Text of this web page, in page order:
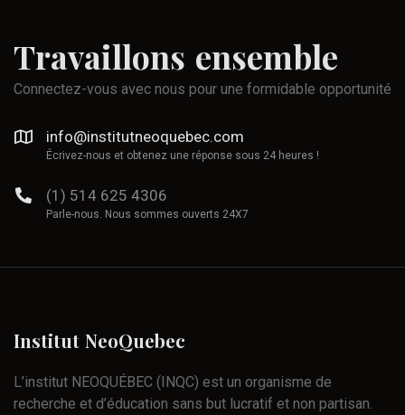
Travaillons ensemble
Connectez-vous avec nous pour une formidable opportunité
info@institutneoquebec.com
Écrivez-nous et obtenez une réponse sous 24 heures !
(1) 514 625 4306
Parle-nous. Nous sommes ouverts 24X7
Institut NeoQuebec
L’institut NEOQUÉBEC (INQC) est un organisme de
recherche et d’éducation sans but lucratif et non partisan.